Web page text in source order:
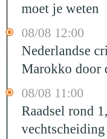
moet je weten
08/08 12:00
Nederlandse
Marokko door
08/08 11:00
Raadsel rond